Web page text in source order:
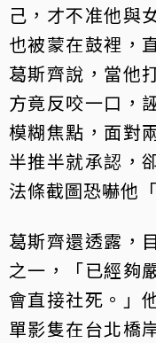
己，才不准他與
也被蒙在鼓裡，
葛斯齊說，當他
方竟反咬一口，
模糊焦點，面對
半推半就承認，
法條截圖恐嚇他
葛斯齊還透露，
之一，「已經夠
會直接社死。」
單影隻在台北橋